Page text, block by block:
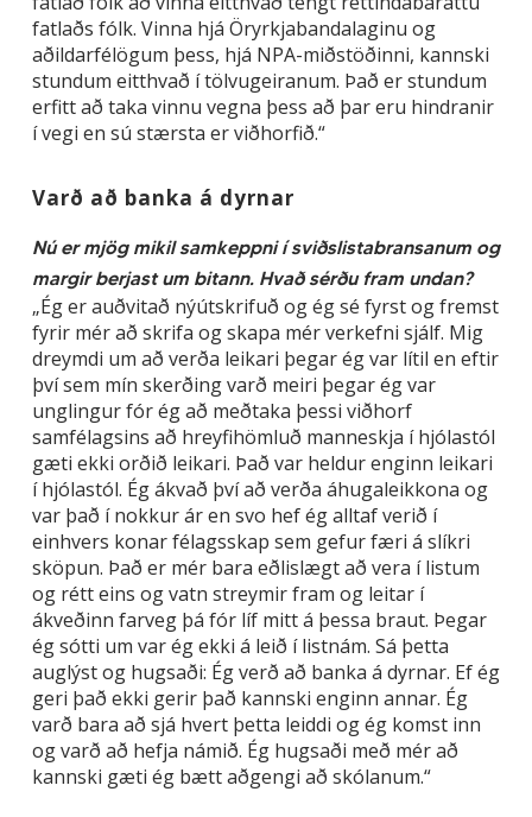
fatlaðs fólk. Vinna hjá Öryrkjabandalaginu og
aðildarfélögum þess, hjá NPA-miðstöðinni, kannski
stundum eitthvað í tölvugeiranum. Það er stundum
erfitt að taka vinnu vegna þess að þar eru hindranir
í vegi en sú stærsta er viðhorfið.“
Varð að banka á dyrnar
Nú er mjög mikil samkeppni í sviðslistabransanum og
margir berjast um bitann. Hvað sérðu fram undan?
„Ég er auðvitað nýútskrifuð og ég sé fyrst og fremst
fyrir mér að skrifa og skapa mér verkefni sjálf. Mig
dreymdi um að verða leikari þegar ég var lítil en eftir
því sem mín skerðing varð meiri þegar ég var
unglingur fór ég að meðtaka þessi viðhorf
samfélagsins að hreyfihömluð manneskja í hjólastól
gæti ekki orðið leikari. Það var heldur enginn leikari
í hjólastól. Ég ákvað því að verða áhugaleikkona og
var það í nokkur ár en svo hef ég alltaf verið í
einhvers konar félagsskap sem gefur færi á slíkri
sköpun. Það er mér bara eðlislægt að vera í listum
og rétt eins og vatn streymir fram og leitar í
ákveðinn farveg þá fór líf mitt á þessa braut. Þegar
ég sótti um var ég ekki á leið í listnám. Sá þetta
auglýst og hugsaði: Ég verð að banka á dyrnar. Ef ég
geri það ekki gerir það kannski enginn annar. Ég
varð bara að sjá hvert þetta leiddi og ég komst inn
og varð að hefja námið. Ég hugsaði með mér að
kannski gæti ég bætt aðgengi að skólanum.“